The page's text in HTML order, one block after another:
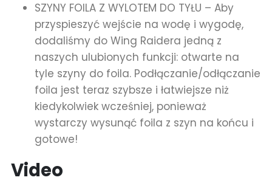
SZYNY FOILA Z WYLOTEM DO TYŁU – Aby
przyspieszyć wejście na wodę i wygodę,
dodaliśmy do Wing Raidera jedną z
naszych ulubionych funkcji: otwarte na
tyle szyny do foila. Podłączanie/odłączanie
foila jest teraz szybsze i łatwiejsze niż
kiedykolwiek wcześniej, ponieważ
wystarczy wysunąć foila z szyn na końcu i
gotowe!
Video